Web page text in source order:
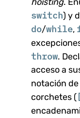
switch) y
do/while,
throw.
acceso a
notación
corchetes (